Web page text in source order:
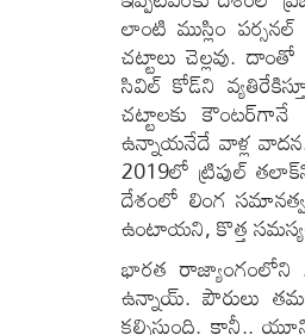
లాంటి ముస్లిం
చట్టాలు చెల్లవు.
సివిల్ కోడ్‌ని
చట్టాలకు
ఉన్నాయనేదే వాళ్ల వాదన.
2019లో ట్రిపుల్
దేశంలో లింగ
ఉంటాయని, కొత్త
భారత రాజ్యాంగంలోని
ఉన్నాయ్. పౌరులు
కల్పిస్తుంది. కానీ..